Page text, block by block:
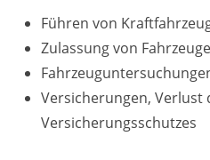
Führen von
Zulassung von
Versicherungen, Verlust
Versicherungsschutzes